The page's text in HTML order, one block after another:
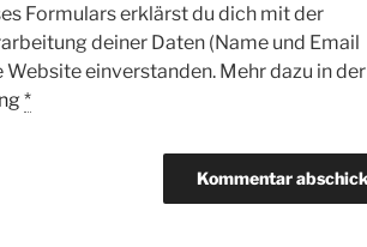
Formulars erklärst du dich mit der
deiner Daten (Name und Email
Website einverstanden. Mehr dazu in der
*